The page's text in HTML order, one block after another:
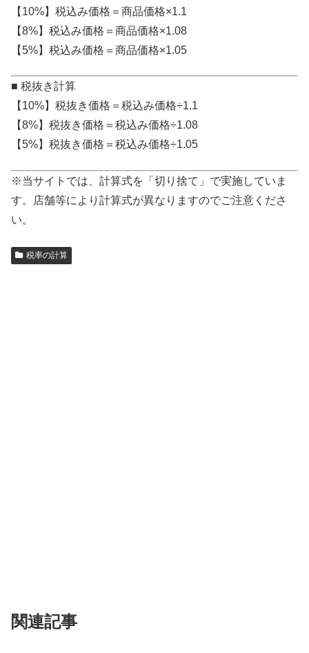
【10%】税込み価格＝商品価格×1.1
【8%】税込み価格＝商品価格×1.08
【5%】税込み価格＝商品価格×1.05
■ 税抜き計算
【10%】税抜き価格＝税込み価格÷1.1
【8%】税抜き価格＝税込み価格÷1.08
【5%】税抜き価格＝税込み価格÷1.05
※当サイトでは、計算式を「切り捨て」で実施していま
す。店舗等により計算式が異なりますのでご注意くださ
い。
税率の計算
関連記事